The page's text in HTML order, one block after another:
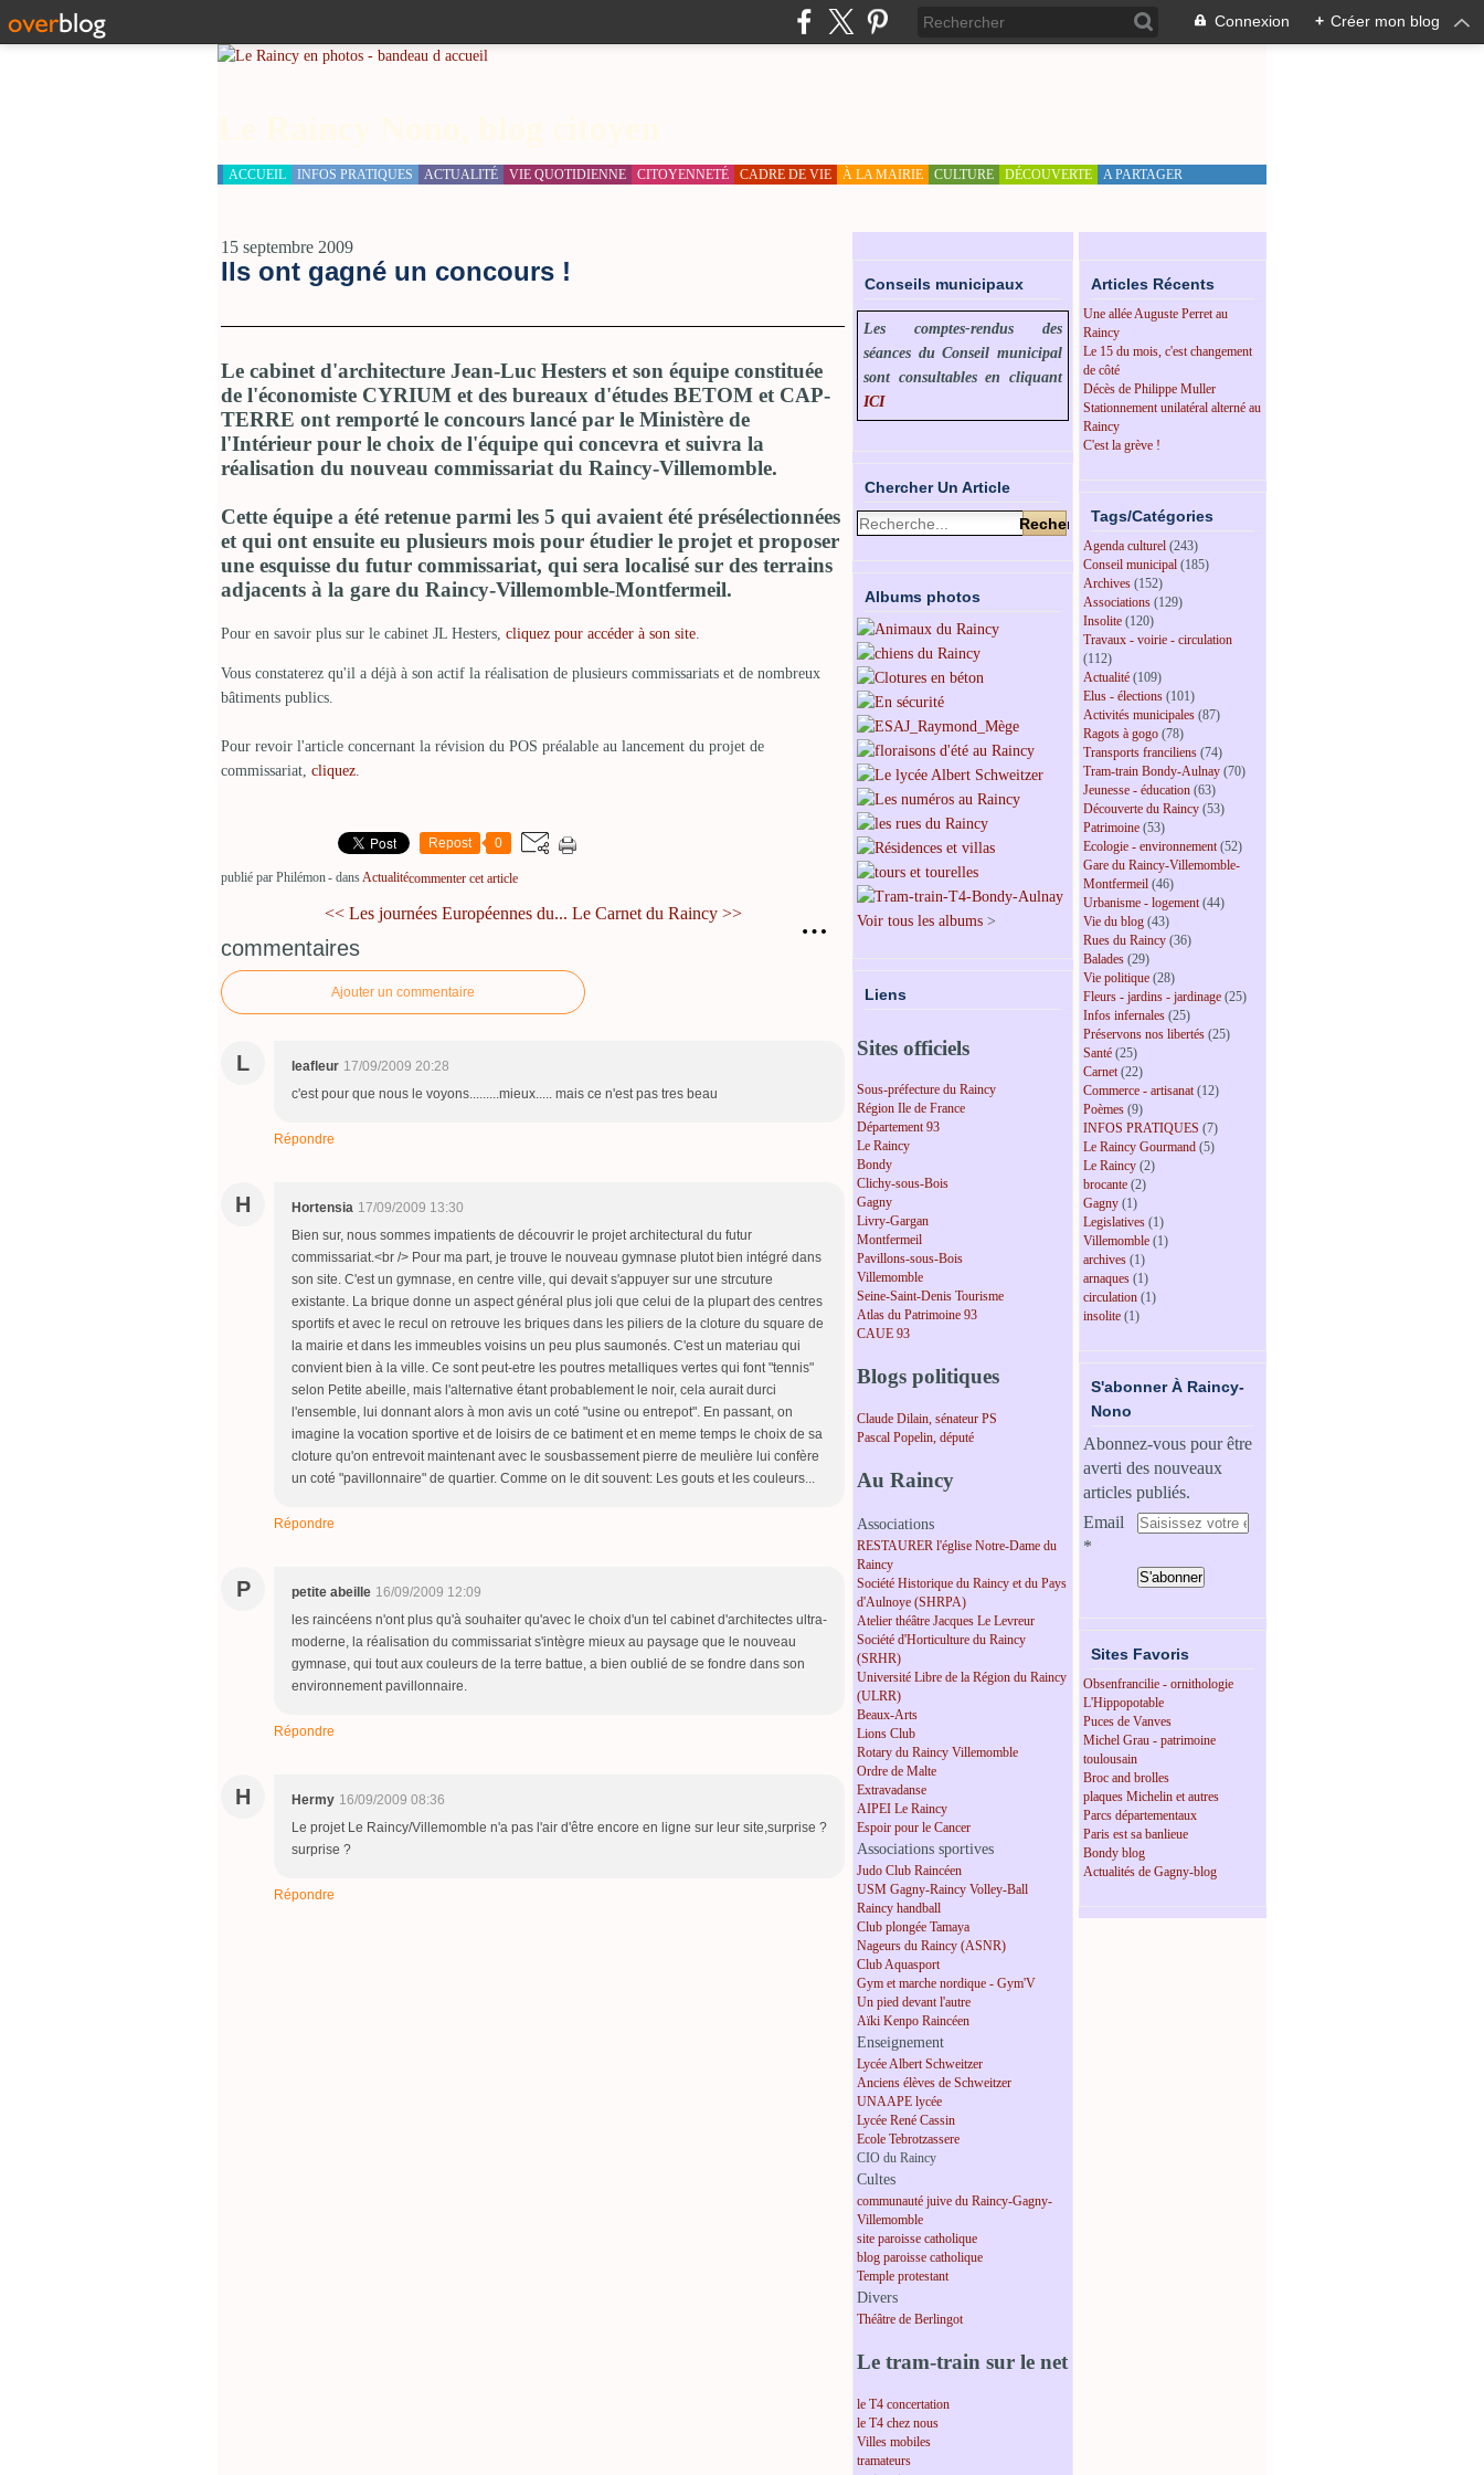
Connexion + Créer mon blog
ACCUEIL INFOS PRATIQUES ACTUALITÉ VIE QUOTIDIENNE CITOYENNETÉ CADRE DE VIE À LA MAIRIE CULTURE DÉCOUVERTE A PARTAGER
15 septembre 2009
Ils ont gagné un concours !
Le cabinet d'architecture Jean-Luc Hesters et son équipe constituée
de l'économiste CYRIUM et des bureaux d'études BETOM et CAP-
TERRE ont remporté le concours lancé par le Ministère de
l'Intérieur pour le choix de l'équipe qui concevra et suivra la
réalisation du nouveau commissariat du Raincy-Villemomble.
Cette équipe a été retenue parmi les 5 qui avaient été présélectionnées
et qui ont ensuite eu plusieurs mois pour étudier le projet et proposer
une esquisse du futur commissariat, qui sera localisé sur des terrains
adjacents à la gare du Raincy-Villemomble-Montfermeil.
Pour en savoir plus sur le cabinet JL Hesters, cliquez pour accéder à son site.
Vous constaterez qu'il a déjà à son actif la réalisation de plusieurs commissariats et de nombreux
bâtiments publics.
Pour revoir l'article concernant la révision du POS préalable au lancement du projet de
commissariat, cliquez.
Repost 0
publié par Philémon- dansActualitécommenter cet article
…
<< Les journées Européennes du... Le Carnet du Raincy >>
commentaires
Ajouter un commentaire
L leafleur 17/09/2009 20:28
c'est pour que nous le voyons.........mieux..... mais ce n'est pas tres beau
Répondre
H Hortensia 17/09/2009 13:30
Bien sur, nous sommes impatients de découvrir le projet architectural du futur
commissariat.<br /> Pour ma part, je trouve le nouveau gymnase plutot bien intégré dans
son site. C'est un gymnase, en centre ville, qui devait s'appuyer sur une strcuture
existante. La brique donne un aspect général plus joli que celui de la plupart des centres
sportifs et avec le recul on retrouve les briques dans les piliers de la cloture du square de
la mairie et dans les immeubles voisins un peu plus saumonés. C'est un materiau qui
convient bien à la ville. Ce sont peut-etre les poutres metalliques vertes qui font "tennis"
selon Petite abeille, mais l'alternative étant probablement le noir, cela aurait durci
l'ensemble, lui donnant alors à mon avis un coté "usine ou entrepot". En passant, on
imagine la vocation sportive et de loisirs de ce batiment et en meme temps le choix de sa
cloture qu'on entrevoit maintenant avec le sousbassement pierre de meulière lui confère
un coté "pavillonnaire" de quartier. Comme on le dit souvent: Les gouts et les couleurs...
Répondre
P petite abeille 16/09/2009 12:09
les raincéens n'ont plus qu'à souhaiter qu'avec le choix d'un tel cabinet d'architectes ultra-
moderne, la réalisation du commissariat s'intègre mieux au paysage que le nouveau
gymnase, qui tout aux couleurs de la terre battue, a bien oublié de se fondre dans son
environnement pavillonnaire.
Répondre
H Hermy 16/09/2009 08:36
Le projet Le Raincy/Villemomble n'a pas l'air d'être encore en ligne sur leur site,surprise ?
surprise ?
Répondre
Conseils municipaux
Les comptes-rendus des
séances du Conseil municipal
sont consultables en cliquant
ICI
Chercher Un Article
Albums photos
Voir tous les albums >
Liens
Sites officiels
Sous-préfecture du Raincy
Région Ile de France
Département 93
Le Raincy
Bondy
Clichy-sous-Bois
Gagny
Livry-Gargan
Montfermeil
Pavillons-sous-Bois
Villemomble
Seine-Saint-Denis Tourisme
Atlas du Patrimoine 93
CAUE 93
Blogs politiques
Claude Dilain, sénateur PS
Pascal Popelin, député
Au Raincy
Associations
RESTAURER l'église Notre-Dame du
Raincy
Société Historique du Raincy et du Pays
d'Aulnoye (SHRPA)
Atelier théâtre Jacques Le Levreur
Société d'Horticulture du Raincy
(SRHR)
Université Libre de la Région du Raincy
(ULRR)
Beaux-Arts
Lions Club
Rotary du Raincy Villemomble
Ordre de Malte
Extravadanse
AIPEI Le Raincy
Espoir pour le Cancer
Associations sportives
Judo Club Raincéen
USM Gagny-Raincy Volley-Ball
Raincy handball
Club plongée Tamaya
Nageurs du Raincy (ASNR)
Club Aquasport
Gym et marche nordique - Gym'V
Un pied devant l'autre
Aïki Kenpo Raincéen
Enseignement
Lycée Albert Schweitzer
Anciens élèves de Schweitzer
UNAAPE lycée
Lycée René Cassin
Ecole Tebrotzassere
CIO du Raincy
Cultes
communauté juive du Raincy-Gagny-
Villemomble
site paroisse catholique
blog paroisse catholique
Temple protestant
Divers
Théâtre de Berlingot
Le tram-train sur le net
le T4 concertation
le T4 chez nous
Villes mobiles
tramateurs
Articles Récents
Une allée Auguste Perret au
Raincy
Le 15 du mois, c'est changement
de côté
Décès de Philippe Muller
Stationnement unilatéral alterné au
Raincy
C'est la grève !
Tags/Catégories
Agenda culturel (243)
Conseil municipal (185)
Archives (152)
Associations (129)
Insolite (120)
Travaux - voirie - circulation
(112)
Actualité (109)
Elus - élections (101)
Activités municipales (87)
Ragots à gogo (78)
Transports franciliens (74)
Tram-train Bondy-Aulnay (70)
Jeunesse - éducation (63)
Découverte du Raincy (53)
Patrimoine (53)
Ecologie - environnement(52)
Gare du Raincy-Villemomble-
Montfermeil (46)
Urbanisme - logement(44)
Vie du blog (43)
Rues du Raincy (36)
Balades (29)
Vie politique (28)
Fleurs - jardins - jardinage (25)
Infos infernales (25)
Préservons nos libertés (25)
Santé (25)
Carnet(22)
Commerce - artisanat(12)
Poèmes (9)
INFOS PRATIQUES (7)
Le Raincy Gourmand (5)
Le Raincy (2)
brocante (2)
Gagny (1)
Legislatives (1)
Villemomble (1)
archives (1)
arnaques (1)
circulation (1)
insolite (1)
S'abonner À Raincy-
Nono
Abonnez-vous pour être
averti des nouveaux
articles publiés.
Email
Sites Favoris
Obsenfrancilie - ornithologie
L'Hippopotable
Puces de Vanves
Michel Grau - patrimoine
toulousain
Broc and brolles
plaques Michelin et autres
Parcs départementaux
Paris est sa banlieue
Bondy blog
Actualités de Gagny-blog